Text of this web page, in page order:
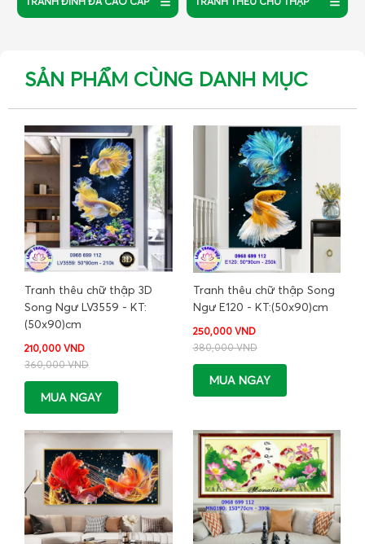
SẢN PHẨM CÙNG DANH MỤC
Tranh thêu chữ thập 3D
Song Ngư LV3559 - KT:
(50x90)cm
210,000 VND
360,000 VND
MUA NGAY
Tranh thêu chữ thập Song
Ngư E120 - KT:(50x90)cm
250,000 VND
380,000 VND
MUA NGAY